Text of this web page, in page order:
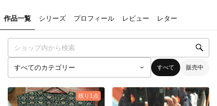
作品一覧 シリーズ プロフィール レビュー レター
すべて 販売中
残り1点